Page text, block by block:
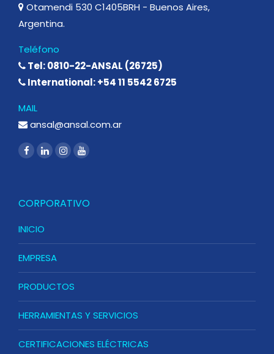
Otamendi 530 C1405BRH - Buenos Aires,
Argentina.
Teléfono
Tel: 0810-22-ANSAL (26725)
International: +54 11 5542 6725
MAIL
ansal@ansal.com.ar
CORPORATIVO
INICIO
EMPRESA
PRODUCTOS
HERRAMIENTAS Y SERVICIOS
CERTIFICACIONES ELÉCTRICAS